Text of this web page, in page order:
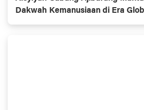
Dakwah Kemanusiaan di Era